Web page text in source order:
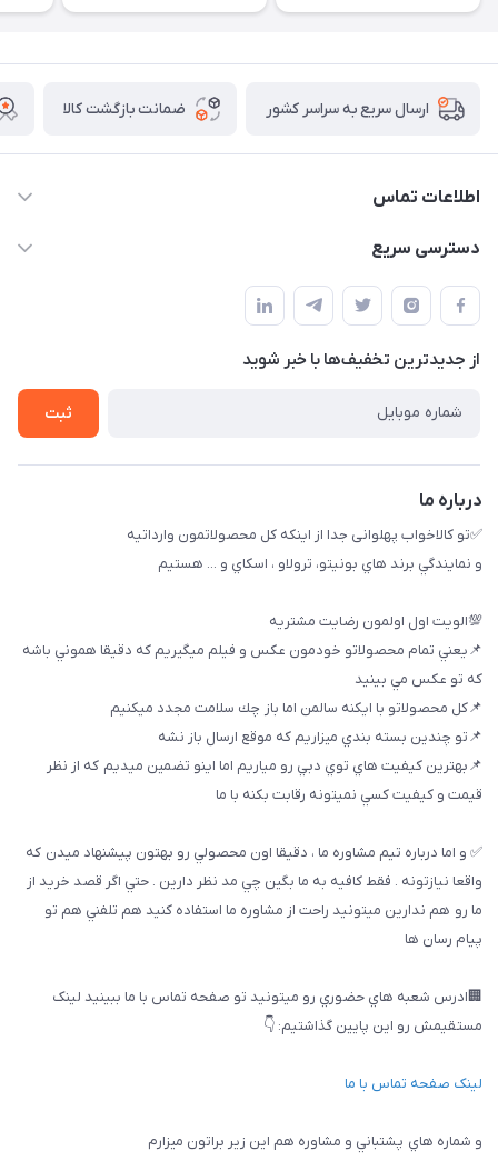
ارسال سریع به سراسر کشور ضمانت بازگشت کالا
اطلاعات تماس
09174090037
09174090035
بوشهر ، بندر ديلم، خيابان ساحلي ، بازار كويتي، روبرو شيلات
پنجمين فروشگاه كالاخواب پهلواني
دسترسی سریع
حساب کاربری
راهنماي خريد
لیست محصولات
تماس با ما
از جدید‌ترین تخفیف‌ها با‌ خبر شوید
ثبت
درباره ما
✅تو كالاخواب پهلوانى جدا از اينكه كل محصولاتمون وارداتيه
و نمايندگي برند هاي بونيتو، ترولاو ، اسكاي و ... هستيم
💯الويت اول اولمون رضايت مشتريه
📌يعني تمام محصولاتو خودمون عكس و فيلم ميگيريم كه دقيقا هموني باشه
كه تو عكس مي بينيد
📌كل محصولاتو با ايكنه سالمن اما باز چك سلامت مجدد ميكنيم
📌تو چندين بسته بندي ميزاريم كه موقع ارسال باز نشه
📌بهترين كيفيت هاي توي دبي رو مياريم اما اينو تضمين ميديم كه از نظر
قيمت و كيفيت كسي نميتونه رقابت بكنه با ما
✅ و اما درباره تيم مشاوره ما ، دقيقا اون محصولي رو بهتون پيشنهاد ميدن كه
واقعا نيازتونه . فقط كافيه به ما بگين چي مد نظر دارين . حتي اگر قصد خريد از
ما رو هم ندارين ميتونيد راحت از مشاوره ما استفاده كنيد هم تلفني هم تو
پيام رسان ها
🏢ادرس شعبه هاي حضوري رو ميتونيد تو صفحه تماس با ما ببینيد لینک
مستقیمش رو این پایین گذاشتیم: 👇
لینک صفحه تماس با ما
و شماره هاي پشتباني و مشاوره هم اين زير براتون ميزارم